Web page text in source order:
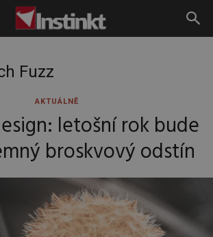
Fuzz
AKTUÁLNĚ
letošní rok bude
broskvový odstín